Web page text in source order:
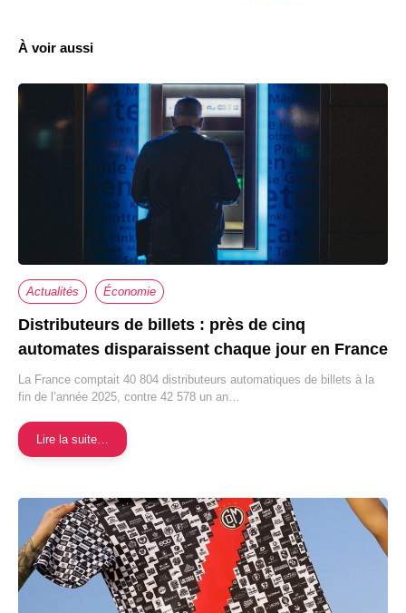
À voir aussi
Actualités Économie
Distributeurs de billets : près de cinq
automates disparaissent chaque jour en France
La France comptait 40 804 distributeurs automatiques de billets à la
fin de l’année 2025, contre 42 578 un an…
Lire la suite…